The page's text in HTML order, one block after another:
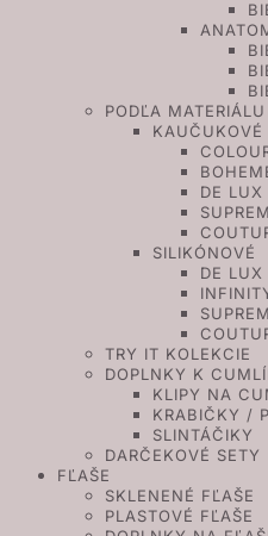
PODĽA MATERIÁLU
KAUČUKOVÉ
DE
SILIKÓNOVÉ
DE LUX
TRY IT KOLEKCIE
DOPLNKY K
KLIPY NA
KRABIČKY /
SLINTÁČIKY
DARČEKOVÉ SETY
FĽAŠE
SKLENENÉ FĽAŠE
PLASTOVÉ FĽAŠE